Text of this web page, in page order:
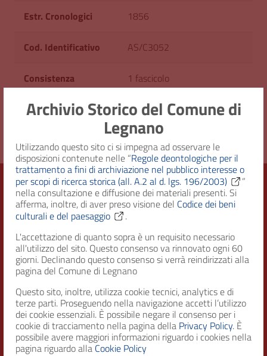
Archivio Storico del Comune di
Legnano
Utilizzando questo sito ci si impegna ad osservare le
disposizioni contenute nelle “Regole deontologiche per il
trattamento a fini di archiviazione nel pubblico interesse o
per scopi di ricerca storica (all. A.2 al d. lgs. 196/2003)
”
nella consultazione e diffusione dei materiali presenti. Si
afferma, inoltre, di aver preso visione del Codice dei beni
culturali e del paesaggio
.
L'accettazione di quanto sopra è un requisito necessario
all'utilizzo del sito. Questo consenso va rinnovato ogni 60
giorni. Declinando questo consenso si verrà reindirizzati alla
pagina del Comune di Legnano
Questo sito, inoltre, utilizza cookie tecnici, analytics e di
terze parti. Proseguendo nella navigazione accetti l’utilizzo
dei cookie essenziali. È possibile negare il consenso per i
cookie di tracciamento nella pagina della Privacy Policy. È
possibile avere maggiori informazioni riguardo i cookies nella
pagina riguardo alla Cookie Policy
Estr. Cronologici 1856
Cod. Identificativo AS/C3052
Consistenza 1 fascicolo
Diritto d'accesso Uso pubblico
Città di Legnano – Archivio Storico
RECAPITI
Indirizzo
Piazza San Magno 9
20025, Legnano (MI)
Telefono
(+39) 0331471111